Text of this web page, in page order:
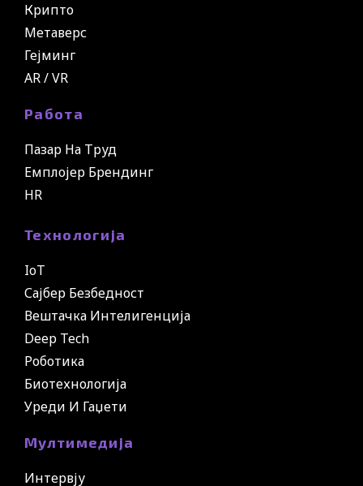
Крипто
Метаверс
Гејминг
AR / VR
Работа
Пазар На Труд
Емплојер Брендинг
HR
Технологија
IoT
Сајбер Безбедност
Вештачка Интелигенција
Deep Tech
Роботика
Биотехнологија
Уреди И Гаџети
Мултимедија
Интервју